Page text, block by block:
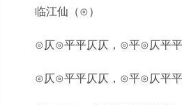
临江仙（⊙）
⊙仄⊙平平仄仄，⊙平⊙仄平平（
⊙仄⊙平平仄仄，⊙平⊙仄平平